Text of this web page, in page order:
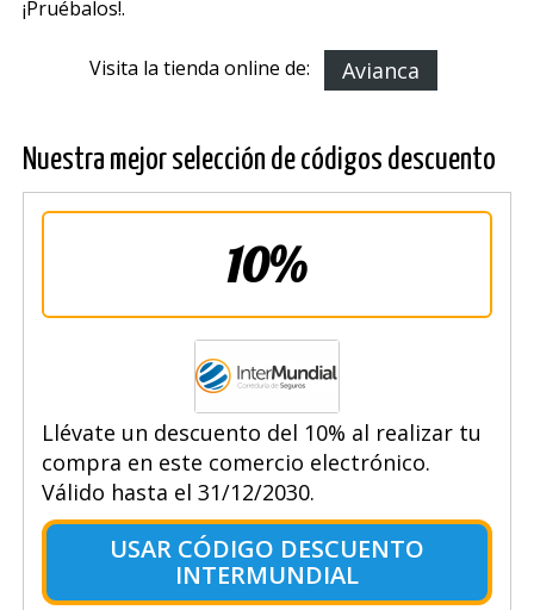
¡Pruébalos!.
Visita la tienda online de: Avianca
Nuestra mejor selección de códigos descuento
10%
Llévate un descuento del 10% al realizar tu
compra en este comercio electrónico.
Válido hasta el 31/12/2030.
USAR CÓDIGO DESCUENTO
INTERMUNDIAL